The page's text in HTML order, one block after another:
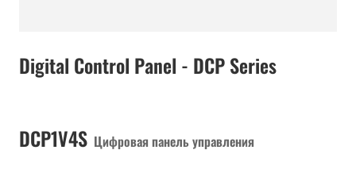
Digital Control Panel - DCP Series
DCP1V4S Цифровая панель управления